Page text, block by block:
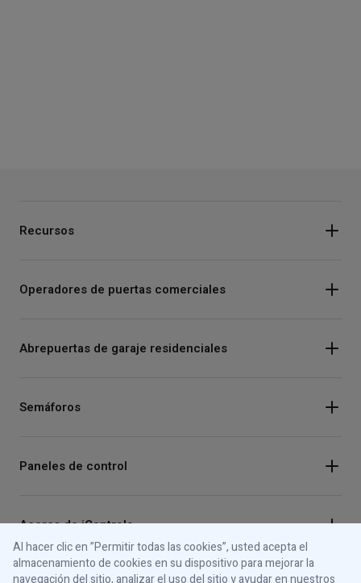
Recursos
Operadores de puertas comerciales
Abrepuertas de garaje residenciales
Semáforos
Paneles de control
Acerca de iControls
Al hacer clic en ”Permitir todas las cookies”, usted acepta el
almacenamiento de cookies en su dispositivo para mejorar la
navegación del sitio, analizar el uso del sitio y ayudar en nuestros